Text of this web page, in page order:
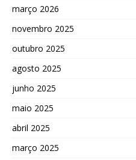
março 2026
novembro 2025
outubro 2025
agosto 2025
junho 2025
maio 2025
abril 2025
março 2025